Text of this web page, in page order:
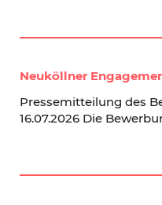
Neuköllner
Pressemitteilung des
16.07.2026 Die